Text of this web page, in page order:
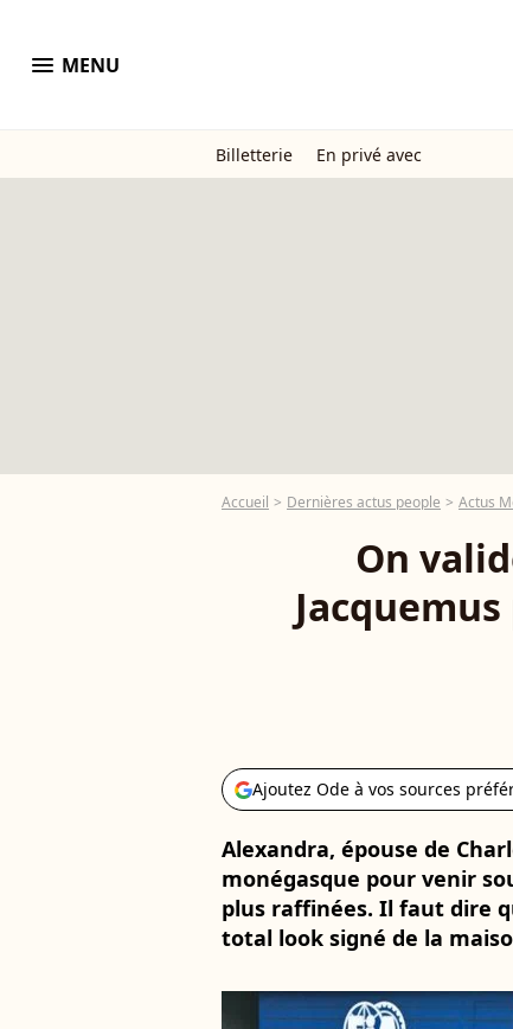
menu MENU
Billetterie En privé avec
Accueil Dernières actus people Actus
On
Ajoutez Ode à vos sources
Alexandra, épouse de
monégasque pour venir
plus raffinées. Il faut dire
total look signé de la